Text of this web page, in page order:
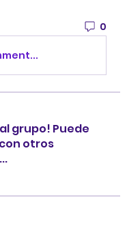
0
grupo! Puede
otros
...